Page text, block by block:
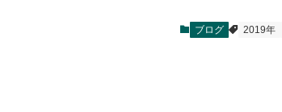
ブログ 2019年